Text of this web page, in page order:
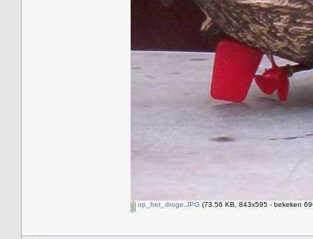
op_het_droge.JPG (73.56 KB, 843x595 - bekeken